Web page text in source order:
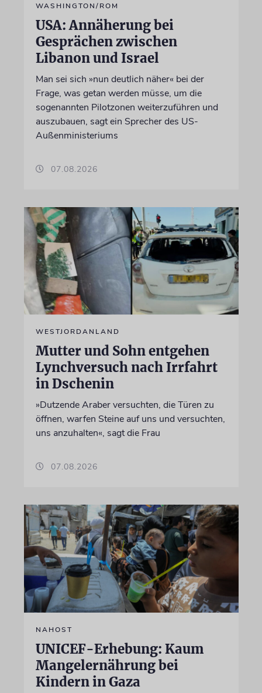
WASHINGTON/ROM
USA: Annäherung bei
Gesprächen zwischen
Libanon und Israel
Man sei sich »nun deutlich näher« bei der
Frage, was getan werden müsse, um die
sogenannten Pilotzonen weiterzuführen und
auszubauen, sagt ein Sprecher des US-
Außenministeriums
07.08.2026
WESTJORDANLAND
Mutter und Sohn entgehen
Lynchversuch nach Irrfahrt
in Dschenin
»Dutzende Araber versuchten, die Türen zu
öffnen, warfen Steine auf uns und versuchten,
uns anzuhalten«, sagt die Frau
07.08.2026
NAHOST
UNICEF-Erhebung: Kaum
Mangelernährung bei
Kindern in Gaza